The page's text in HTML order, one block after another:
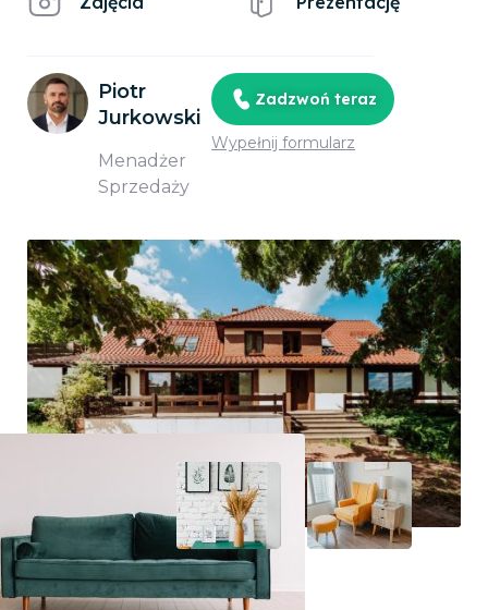
Piotr
Jurkowski
Menadżer
Sprzedaży
Zadzwoń teraz
Wypełnij formularz